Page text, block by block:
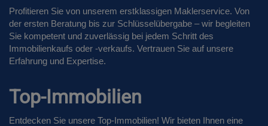
Profitieren Sie von unserem erstklassigen Maklerservice. Von
der ersten Beratung bis zur Schlüsselübergabe – wir begleiten
Sie kompetent und zuverlässig bei jedem Schritt des
Immobilienkaufs oder -verkaufs. Vertrauen Sie auf unsere
Erfahrung und Expertise.
Top-Immobilien
Entdecken Sie unsere Top-Immobilien! Wir bieten Ihnen eine